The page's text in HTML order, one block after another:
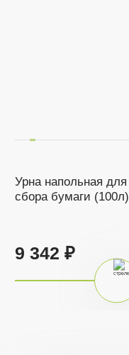
Урна напольная для
сбора бумаги (100л)
9 342 ₽